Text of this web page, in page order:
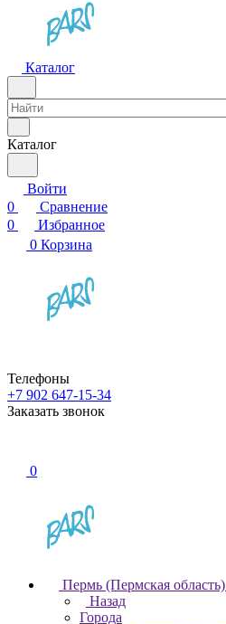
Каталог
Каталог
Войти
0
Сравнение
0
Избранное
0 Корзина
Телефоны
+7 902 647-15-34
Заказать звонок
0
Пермь (Пермская область)
Назад
Города